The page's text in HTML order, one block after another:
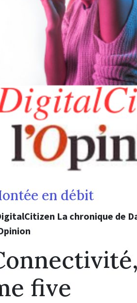
en débit
La chronique de
five